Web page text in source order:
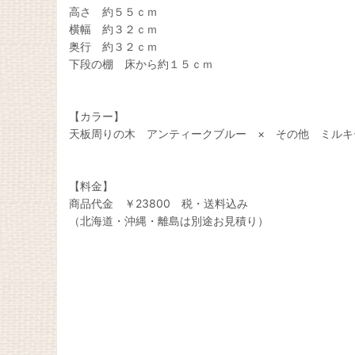
高さ 約５５ｃｍ
横幅 約３２ｃｍ
奥行 約３２ｃｍ
下段の棚 床から約１５ｃｍ
【カラー】
天板周りの木 アンティークブルー × その他 ミルキ
【料金】
商品代金 ￥23800 税・送料込み
（北海道・沖縄・離島は別途お見積り）